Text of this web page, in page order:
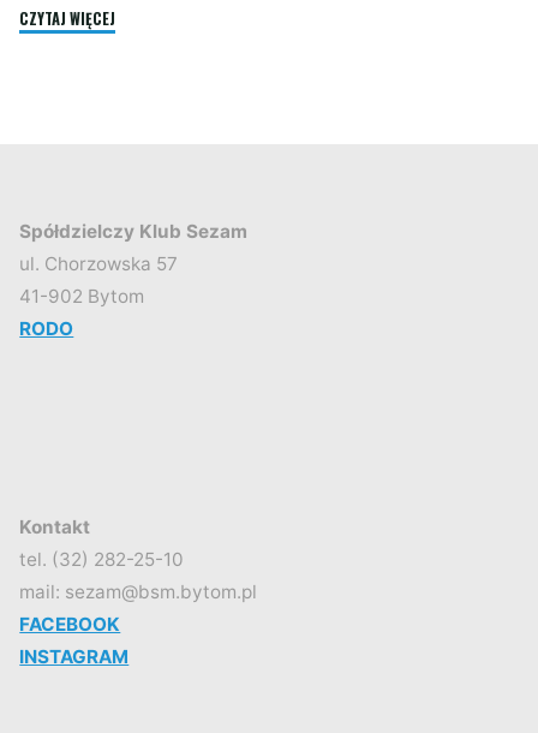
CZYTAJ WIĘCEJ
Spółdzielczy Klub Sezam
ul. Chorzowska 57
41-902 Bytom
RODO
Kontakt
tel. (32) 282-25-10
mail: sezam@bsm.bytom.pl
FACEBOOK
INSTAGRAM